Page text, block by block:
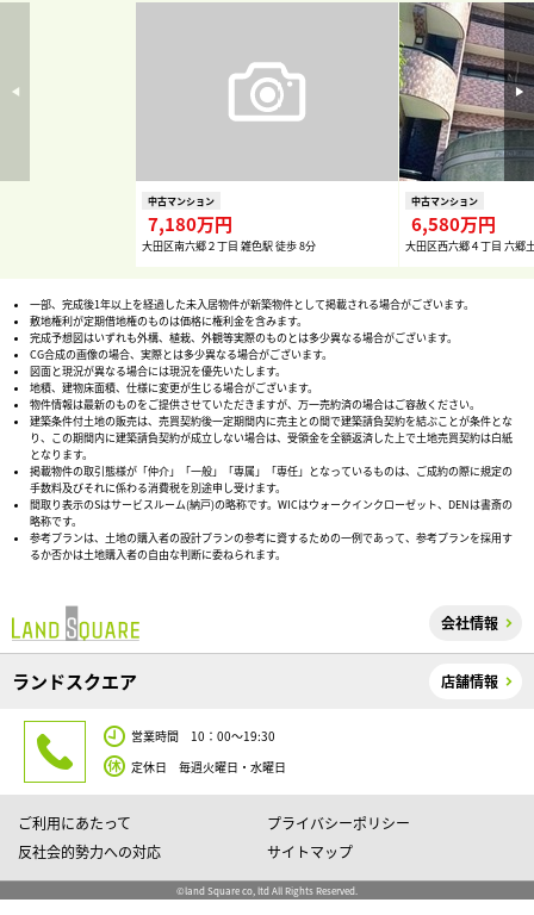
中古マンション
7,180万円
大田区南六郷２丁目 雑色駅 徒歩 8分
中古マンション
6,580万円
大田区西六郷４丁目 六郷
一部、完成後1年以上を経過した未入居物件が新築物件として掲載される場合がございます。
敷地権利が定期借地権のものは価格に権利金を含みます。
完成予想図はいずれも外構、植栽、外観等実際のものとは多少異なる場合がございます。
CG合成の画像の場合、実際とは多少異なる場合がございます。
図面と現況が異なる場合には現況を優先いたします。
地積、建物床面積、仕様に変更が生じる場合がございます。
物件情報は最新のものをご提供させていただきますが、万一売約済の場合はご容赦ください。
建築条件付土地の販売は、売買契約後一定期間内に売主との間で建築請負契約を結ぶことが条件とな
り、この期間内に建築請負契約が成立しない場合は、受領金を全額返済した上で土地売買契約は白紙
となります。
掲載物件の取引態様が「仲介」「一般」「専属」「専任」となっているものは、ご成約の際に規定の
手数料及びそれに係わる消費税を別途申し受けます。
間取り表示のSはサービスルーム(納戸)の略称です。WICはウォークインクローゼット、DENは書斎の
略称です。
参考プランは、土地の購入者の設計プランの参考に資するための一例であって、参考プランを採用す
るか否かは土地購入者の自由な判断に委ねられます。
会社情報
ランドスクエア 店舗情報
営業時間 10：00～19:30
定休日 毎週火曜日・水曜日
ご利用にあたって
プライバシーポリシー
反社会的勢力への対応
サイトマップ
©land Square co, ltd All Rights Reserved.